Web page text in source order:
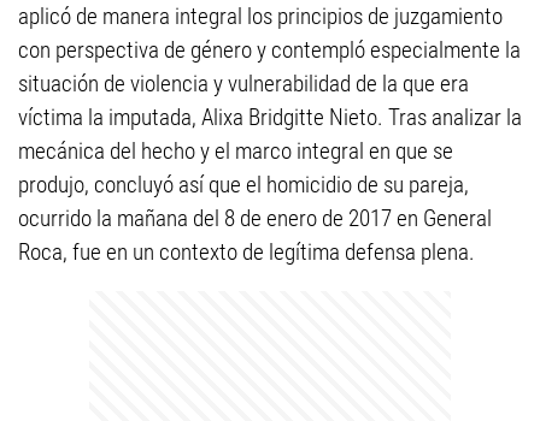
aplicó de manera integral los principios de juzgamiento
con perspectiva de género y contempló especialmente la
situación de violencia y vulnerabilidad de la que era
víctima la imputada, Alixa Bridgitte Nieto. Tras analizar la
mecánica del hecho y el marco integral en que se
produjo, concluyó así que el homicidio de su pareja,
ocurrido la mañana del 8 de enero de 2017 en General
Roca, fue en un contexto de legítima defensa plena.